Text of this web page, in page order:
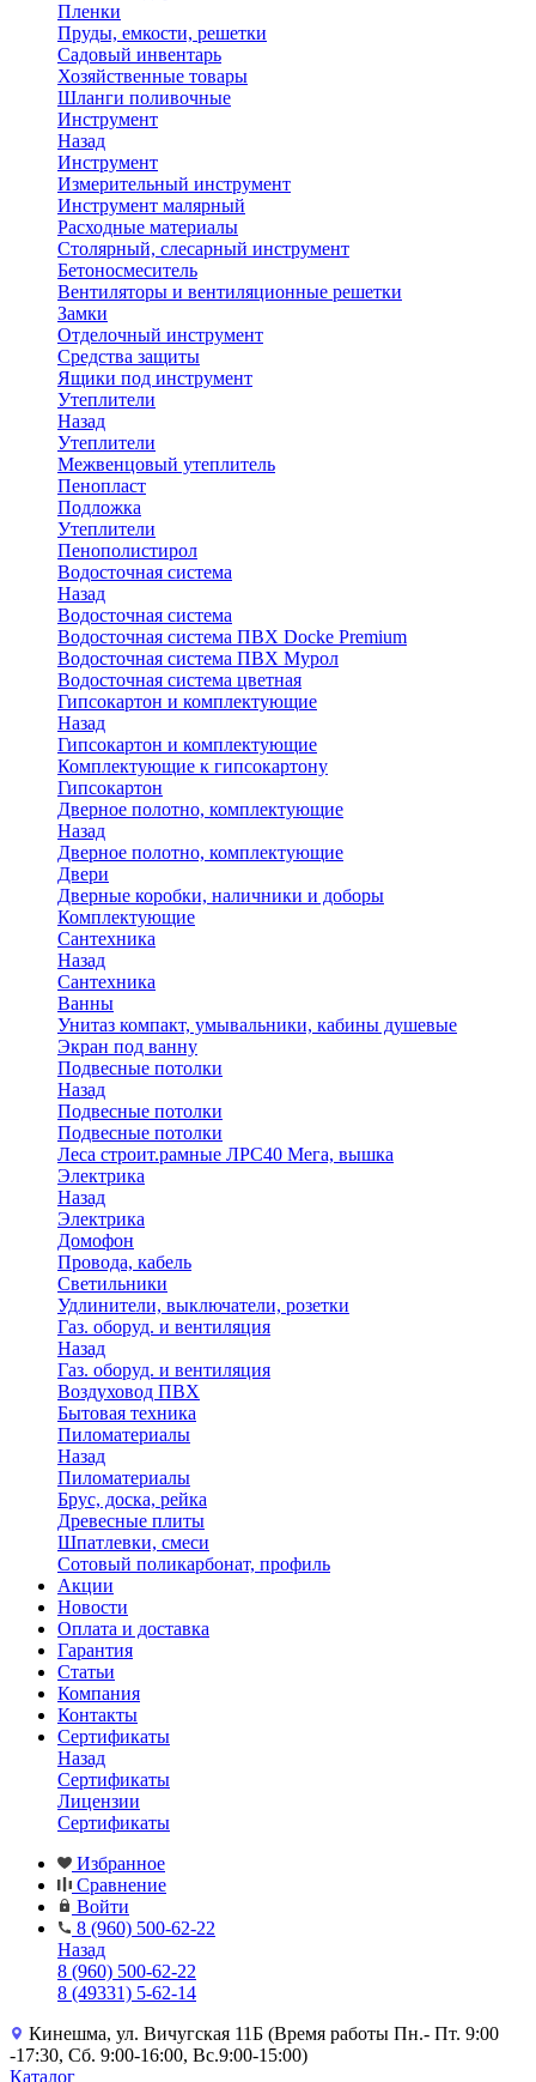
Пленки
Пруды, емкости, решетки
Садовый инвентарь
Хозяйственные товары
Шланги поливочные
Инструмент
Назад
Инструмент
Измерительный инструмент
Инструмент малярный
Расходные материалы
Столярный, слесарный инструмент
Бетоносмеситель
Вентиляторы и вентиляционные решетки
Замки
Отделочный инструмент
Средства защиты
Ящики под инструмент
Утеплители
Назад
Утеплители
Межвенцовый утеплитель
Пенопласт
Подложка
Утеплители
Пенополистирол
Водосточная система
Назад
Водосточная система
Водосточная система ПВХ Docke Premium
Водосточная система ПВХ Мурол
Водосточная система цветная
Гипсокартон и комплектующие
Назад
Гипсокартон и комплектующие
Комплектующие к гипсокартону
Гипсокартон
Дверное полотно, комплектующие
Назад
Дверное полотно, комплектующие
Двери
Дверные коробки, наличники и доборы
Комплектующие
Сантехника
Назад
Сантехника
Ванны
Унитаз компакт, умывальники, кабины душевые
Экран под ванну
Подвесные потолки
Назад
Подвесные потолки
Подвесные потолки
Леса строит.рамные ЛРС40 Мега, вышка
Электрика
Назад
Электрика
Домофон
Провода, кабель
Светильники
Удлинители, выключатели, розетки
Газ. оборуд. и вентиляция
Назад
Газ. оборуд. и вентиляция
Воздуховод ПВХ
Бытовая техника
Пиломатериалы
Назад
Пиломатериалы
Брус, доска, рейка
Древесные плиты
Шпатлевки, смеси
Сотовый поликарбонат, профиль
Акции
Новости
Оплата и доставка
Гарантия
Статьи
Компания
Контакты
Сертификаты
Назад
Сертификаты
Лицензии
Сертификаты
Избранное
Сравнение
Войти
8 (960) 500-62-22
Назад
8 (960) 500-62-22
8 (49331) 5-62-14
Кинешма, ул. Вичугская 11Б (Время работы Пн.- Пт. 9:00
-17:30, Сб. 9:00-16:00, Вс.9:00-15:00)
Каталог